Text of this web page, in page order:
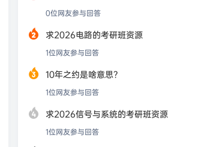
0位网友参与回答
求2026电路的考研班资源
1位网友参与回答
10年之约是啥意思？
1位网友参与回答
求2026信号与系统的考研班资源
1位网友参与回答